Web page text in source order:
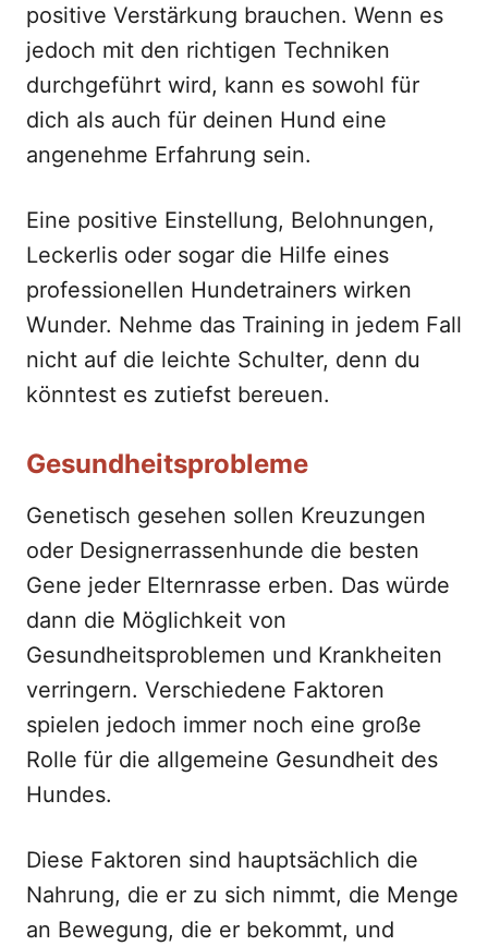
positive Verstärkung brauchen. Wenn es
jedoch mit den richtigen Techniken
durchgeführt wird, kann es sowohl für
dich als auch für deinen Hund eine
angenehme Erfahrung sein.
Eine positive Einstellung, Belohnungen,
Leckerlis oder sogar die Hilfe eines
professionellen Hundetrainers wirken
Wunder. Nehme das Training in jedem Fall
nicht auf die leichte Schulter, denn du
könntest es zutiefst bereuen.
Gesundheitsprobleme
Genetisch gesehen sollen Kreuzungen
oder Designerrassenhunde die besten
Gene jeder Elternrasse erben. Das würde
dann die Möglichkeit von
Gesundheitsproblemen und Krankheiten
verringern. Verschiedene Faktoren
spielen jedoch immer noch eine große
Rolle für die allgemeine Gesundheit des
Hundes.
Diese Faktoren sind hauptsächlich die
Nahrung, die er zu sich nimmt, die Menge
an Bewegung, die er bekommt, und